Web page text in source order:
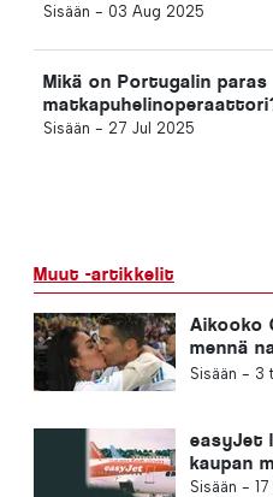
Sisään - 03 Aug 2025
Mikä on Portugalin paras
Sisään - 27 Jul 2025
Muut -artikkelit
Aikooko
mennä
Sisään - 3
easyJet
kaupan
Sisään -